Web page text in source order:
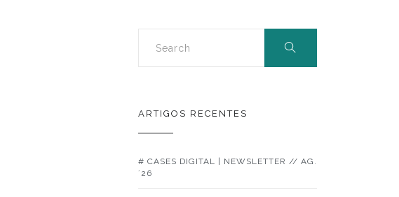
ARTIGOS RECENTES
# CASES DIGITAL | NEWSLETTER // AG.
´26